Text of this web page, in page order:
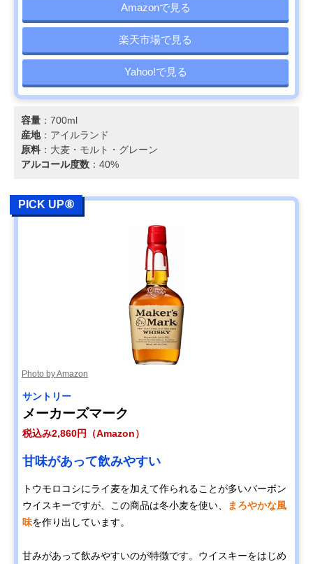
Amazonで見る
楽天市場で見る
Yahoo!で見る
容量 ：700ml
産地：アイルランド
原料 ：大麦・モルト・グレーン
アルコール度数 ：40%
PICK UP⑧
Photo by Amazon
サントリー
メーカーズマーク
税込み2,860円（Amazon）
甘味があって飲みやすい
トウモロコシにライ麦を加えて作られることが多いバーボン
ウイスキーですが、この商品は冬小麦を使い、
まろやかな風
味を作り出しています。
甘みがあって飲みやすいのが特徴です。ウイスキーをはじめ